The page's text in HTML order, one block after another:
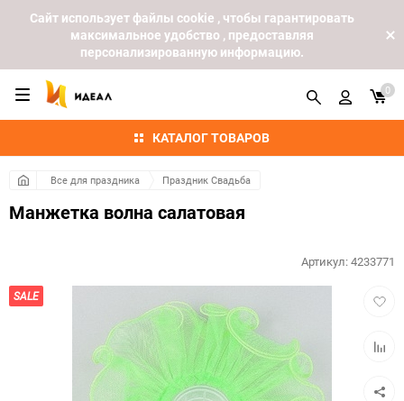
Cайт использует файлы cookie , чтобы гарантировать
максимальное удобство , предоставляя
персонализированную информацию.
КАТАЛОГ ТОВАРОВ
0
Все для праздника Праздник Свадьба
Манжетка волна салатовая
SALE
Артикул:4233771